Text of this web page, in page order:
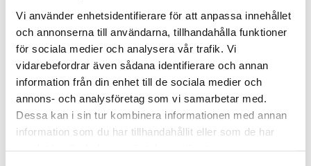
Vi använder enhetsidentifierare för att anpassa innehållet
och annonserna till användarna, tillhandahålla funktioner
för sociala medier och analysera vår trafik. Vi
vidarebefordrar även sådana identifierare och annan
information från din enhet till de sociala medier och
annons- och analysföretag som vi samarbetar med.
Dessa kan i sin tur kombinera informationen med annan
information som du har tillhandahållit eller som de har